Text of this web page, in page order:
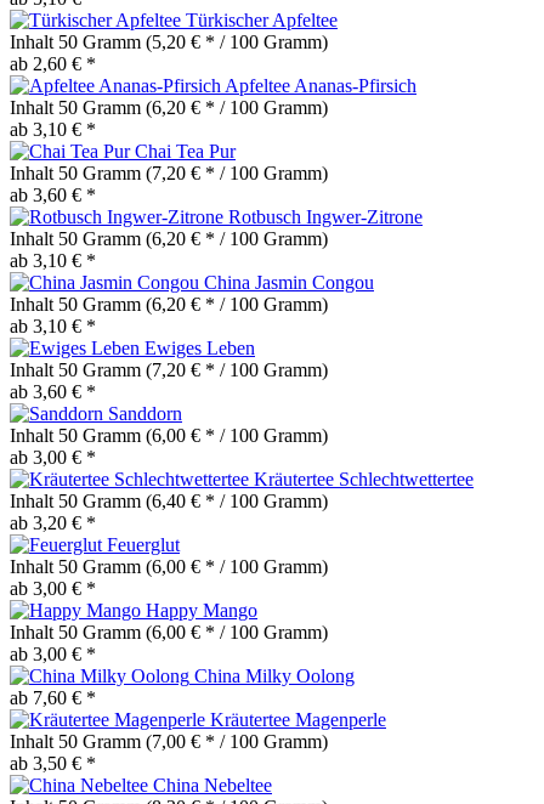
Türkischer Apfeltee
Inhalt 50 Gramm (5,20 € * / 100 Gramm)
ab 2,60 € *
Apfeltee Ananas-Pfirsich
Inhalt 50 Gramm (6,20 € * / 100 Gramm)
ab 3,10 € *
Chai Tea Pur
Inhalt 50 Gramm (7,20 € * / 100 Gramm)
ab 3,60 € *
Rotbusch Ingwer-Zitrone
Inhalt 50 Gramm (6,20 € * / 100 Gramm)
ab 3,10 € *
China Jasmin Congou
Inhalt 50 Gramm (6,20 € * / 100 Gramm)
ab 3,10 € *
Ewiges Leben
Inhalt 50 Gramm (7,20 € * / 100 Gramm)
ab 3,60 € *
Sanddorn
Inhalt 50 Gramm (6,00 € * / 100 Gramm)
ab 3,00 € *
Kräutertee Schlechtwettertee
Inhalt 50 Gramm (6,40 € * / 100 Gramm)
ab 3,20 € *
Feuerglut
Inhalt 50 Gramm (6,00 € * / 100 Gramm)
ab 3,00 € *
Happy Mango
Inhalt 50 Gramm (6,00 € * / 100 Gramm)
ab 3,00 € *
China Milky Oolong
ab 7,60 € *
Kräutertee Magenperle
Inhalt 50 Gramm (7,00 € * / 100 Gramm)
ab 3,50 € *
China Nebeltee